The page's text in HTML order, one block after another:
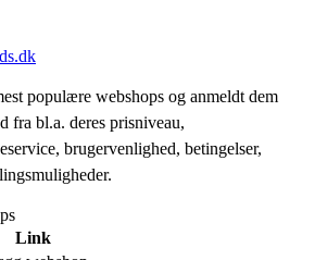
populære webshops og anmeldt dem
fra bl.a. deres prisniveau,
brugervenlighed, betingelser,
Link